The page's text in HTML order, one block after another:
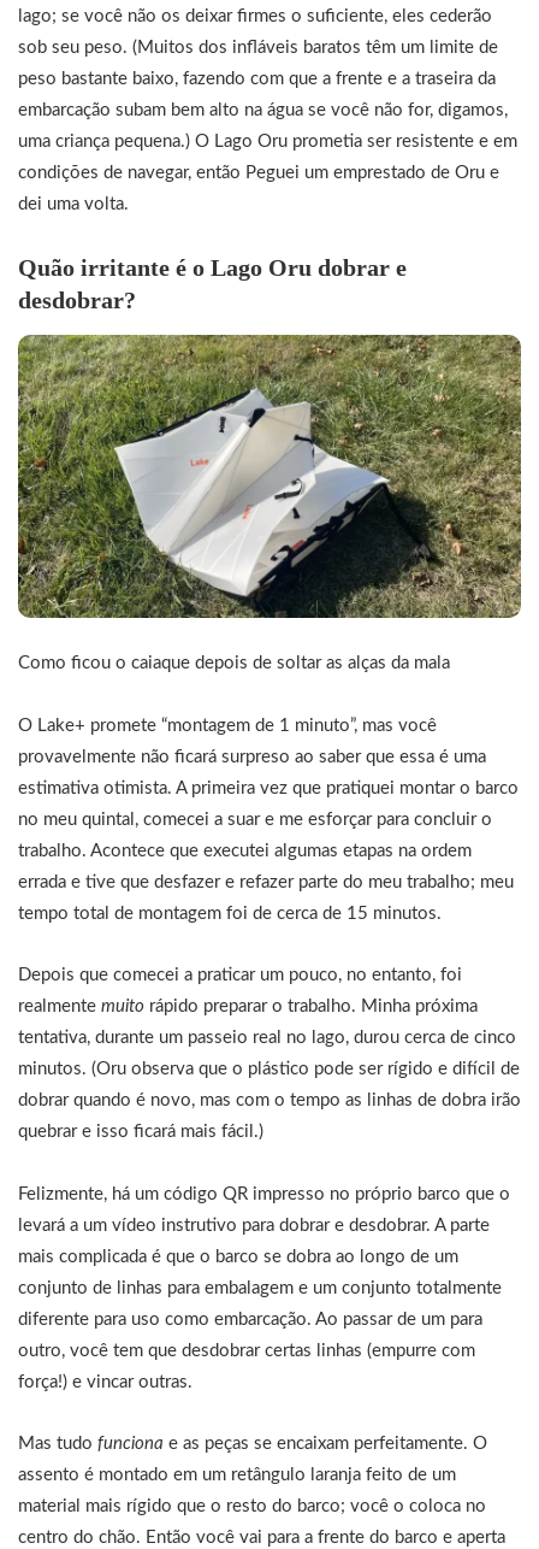
lago; se você não os deixar firmes o suficiente, eles cederão
sob seu peso. (Muitos dos infláveis ​​baratos têm um limite de
peso bastante baixo, fazendo com que a frente e a traseira da
embarcação subam bem alto na água se você não for, digamos,
uma criança pequena.) O Lago Oru prometia ser resistente e em
condições de navegar, então Peguei um emprestado de Oru e
dei uma volta.
Quão irritante é o Lago Oru dobrar e
desdobrar?
Como ficou o caiaque depois de soltar as alças da mala
O Lake+ promete “montagem de 1 minuto”, mas você
provavelmente não ficará surpreso ao saber que essa é uma
estimativa otimista. A primeira vez que pratiquei montar o barco
no meu quintal, comecei a suar e me esforçar para concluir o
trabalho. Acontece que executei algumas etapas na ordem
errada e tive que desfazer e refazer parte do meu trabalho; meu
tempo total de montagem foi de cerca de 15 minutos.
Depois que comecei a praticar um pouco, no entanto, foi
realmente muito rápido preparar o trabalho. Minha próxima
tentativa, durante um passeio real no lago, durou cerca de cinco
minutos. (Oru observa que o plástico pode ser rígido e difícil de
dobrar quando é novo, mas com o tempo as linhas de dobra irão
quebrar e isso ficará mais fácil.)
Felizmente, há um código QR impresso no próprio barco que o
levará a um vídeo instrutivo para dobrar e desdobrar. A parte
mais complicada é que o barco se dobra ao longo de um
conjunto de linhas para embalagem e um conjunto totalmente
diferente para uso como embarcação. Ao passar de um para
outro, você tem que desdobrar certas linhas (empurre com
força!) e vincar outras.
Mas tudo funciona e as peças se encaixam perfeitamente. O
assento é montado em um retângulo laranja feito de um
material mais rígido que o resto do barco; você o coloca no
centro do chão. Então você vai para a frente do barco e aperta